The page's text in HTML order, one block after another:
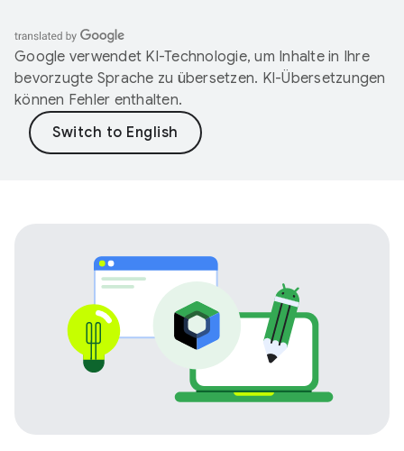
Google verwendet KI-Technologie, um Inhalte in Ihre
bevorzugte Sprache zu übersetzen. KI-Übersetzungen
können Fehler enthalten.